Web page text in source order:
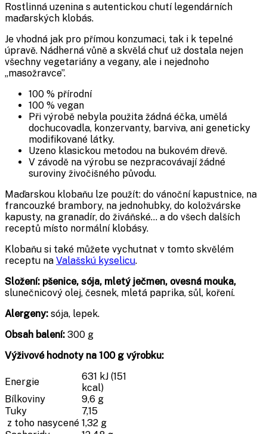
Rostlinná uzenina s autentickou chutí legendárních
maďarských klobás.
Je vhodná jak pro přímou konzumaci, tak i k tepelné
úpravě. Nádherná vůně a skvělá chuť už dostala nejen
všechny vegetariány a vegany, ale i nejednoho
„masožravce”.
100 % přírodní
100 % vegan
Při výrobě nebyla použita žádná éčka, umělá
dochucovadla, konzervanty, barviva, ani geneticky
modifikované látky.
Uzeno klasickou metodou na bukovém dřevě.
V závodě na výrobu se nezpracovávají žádné
suroviny živočišného původu.
Maďarskou klobaňu lze použít: do vánoční kapustnice, na
francouzké brambory, na jednohubky, do koložvárske
kapusty, na granadír, do živáňské… a do všech dalších
receptů místo normální klobásy.
Klobaňu si také můžete vychutnat v tomto skvělém
receptu na Valašskú kyselicu.
Složení: pšenice, sója, mletý ječmen, ovesná mouka,
slunečnicový olej, česnek, mletá paprika, sůl, koření.
Alergeny: sója, lepek.
Obsah balení: 300 g
Výživové hodnoty na 100 g výrobku:
Energie
631 kJ (151
kcal)
Bílkoviny
9,6 g
Tuky
7,15
z toho nasycené 1,32 g